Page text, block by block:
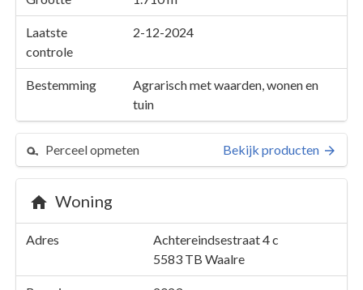
Laatste
controle
2-12-2024
Bestemming
Agrarisch met waarden, wonen en
tuin
Perceel opmeten Bekijk producten
Woning
Adres
Achtereindsestraat 4 c
5583 TB Waalre
Perceel 4483
Achtereindsestraat 4 c